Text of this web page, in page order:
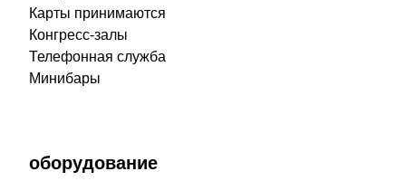
Карты принимаются
Конгресс-залы
Телефонная служба
Минибары
оборудование